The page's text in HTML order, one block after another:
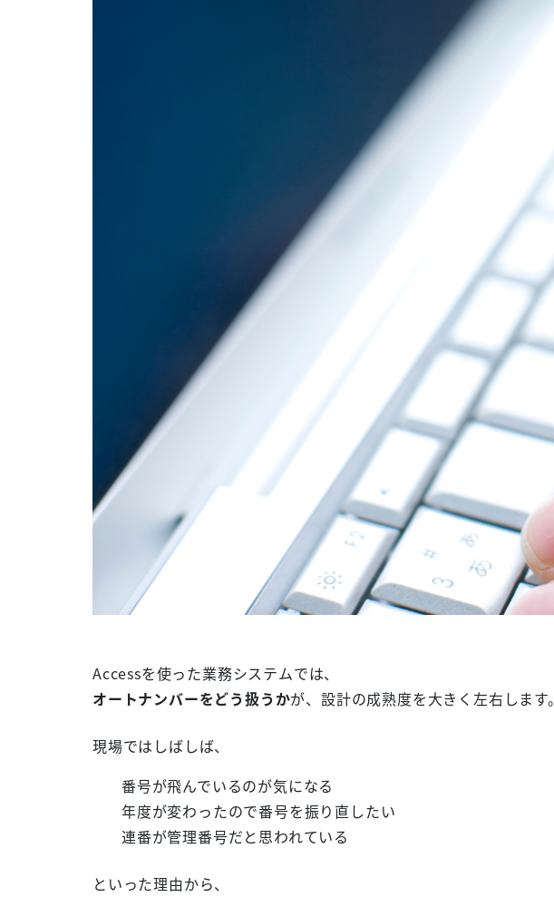
Accessを使った業務システムでは、
オートナンバーをどう扱うかが、設計の成熟度を大きく左右します。
現場ではしばしば、
番号が飛んでいるのが気になる
年度が変わったので番号を振り直したい
連番が管理番号だと思われている
といった理由から、